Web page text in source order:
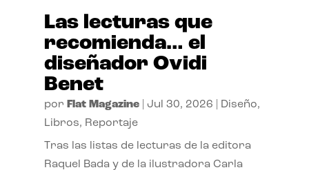
Las lecturas que
recomienda… el
diseñador Ovidi
Benet
por Flat Magazine| Jul 30, 2026 Diseño,
Libros, Reportaje
Tras las listas de lecturas de la editora
Raquel Bada y de la ilustradora Carla